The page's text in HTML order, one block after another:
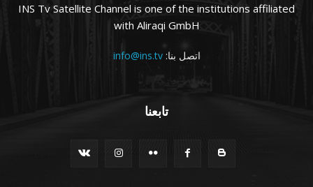
INS Tv Satellite Channel is one of the institutions affiliated
with Aliraqi GmbH
اتصل بنا:info@ins.tv
تابعنا